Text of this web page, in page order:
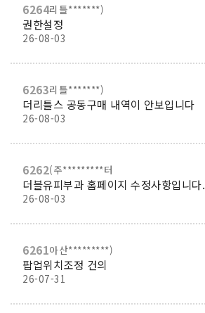
6264리틀*******)
권한설정
26-08-03
6263리틀*******)
더리틀스 공동구매 내역이 안보입니다
26-08-03
6262(주*********터
더블유피부과 홈페이지 수정사항입니다.
26-08-03
6261아산*********)
팝업위치조정 건의
26-07-31